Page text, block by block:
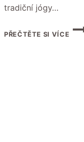
tradiční jógy…
PŘEČTĚTE SI VÍCE